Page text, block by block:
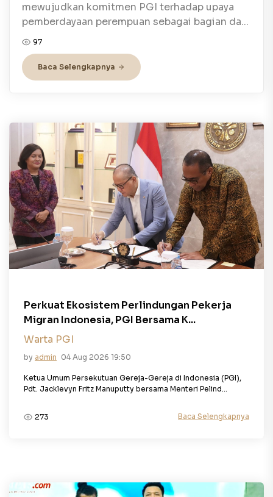
mewujudkan komitmen PGI terhadap upaya
pemberdayaan perempuan sebagai bagian da...
97
Baca Selengkapnya
Perkuat Ekosistem Perlindungan Pekerja
Migran Indonesia, PGI Bersama K...
Warta PGI
by admin 04 Aug 2026 19:50
Ketua Umum Persekutuan Gereja-Gereja di Indonesia (PGI),
Pdt. Jacklevyn Fritz Manuputty bersama Menteri Pelind...
273 Baca Selengkapnya